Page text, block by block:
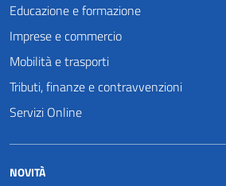
Educazione e formazione
Imprese e commercio
Mobilità e trasporti
Tributi, finanze e contravvenzioni
Servizi Online
NOVITÀ